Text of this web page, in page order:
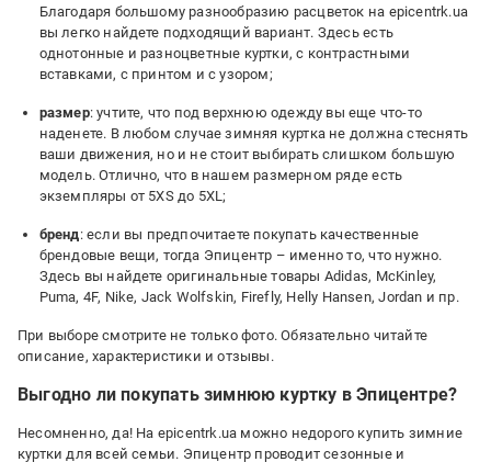
Благодаря большому разнообразию расцветок на epicentrk.ua
вы легко найдете подходящий вариант. Здесь есть
однотонные и разноцветные куртки, с контрастными
вставками, с принтом и с узором;
размер: учтите, что под верхнюю одежду вы еще что-то
наденете. В любом случае зимняя куртка не должна стеснять
ваши движения, но и не стоит выбирать слишком большую
модель. Отлично, что в нашем размерном ряде есть
экземпляры от 5XS до 5XL;
бренд: если вы предпочитаете покупать качественные
брендовые вещи, тогда Эпицентр – именно то, что нужно.
Здесь вы найдете оригинальные товары Adidas, McKinley,
Puma, 4F, Nike, Jack Wolfskin, Firefly, Helly Hansen, Jordan и пр.
При выборе смотрите не только фото. Обязательно читайте
описание, характеристики и отзывы.
Выгодно ли покупать зимнюю куртку в Эпицентре?
Несомненно, да! На epicentrk.ua можно недорого купить зимние
куртки для всей семьи. Эпицентр проводит сезонные и